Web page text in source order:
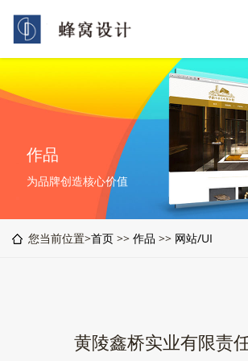
作品
为品牌创造核心价值
您当前位置>首页 >> 作品 >> 网站/UI
黄陵鑫桥实业有限责